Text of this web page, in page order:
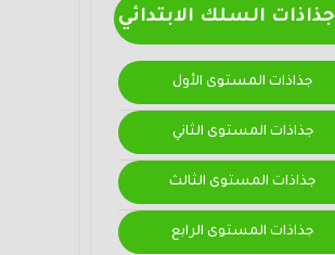
جذاذات السلك الابتدائي
جذاذات المستوى الأول
جذاذات المستوى الثاني
جذاذات المستوى الثالث
جذاذات المستوى الرابع